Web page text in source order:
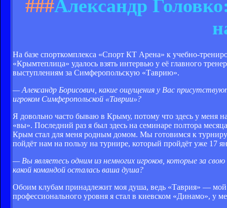
###Александр
На базе спорткомплекса «Спорт КТ Арена» к учебно-
«Крымтеплица» удалось взять интервью у её главного
выступлениям за Симферопольскую «Таврию».
— Александр Борисович, какие ощущения у Вас
игроком Симферопольской «Таврии»?
Я довольно часто бываю в Крыму, потому что здесь у меня
«вы». Последний раз я был здесь на семинаре полтора
Крым стал для меня родным домом. Мы готовимся к
пойдёт нам на пользу на турнире, который пройдёт уже 17
— Вы являетесь одним из немногих игроков, которые за
какой командой осталась ваша душа?
Обоим клубам принадлежит моя душа, ведь «Таврия» — мой
профессионального уровня я стал в киевском «Динамо», у